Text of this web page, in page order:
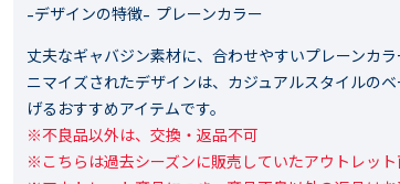
-デザインの特徴- プレーンカラー
丈夫なギャバジン素材に、合わせやすいプレーンカ
ニマイズされたデザインは、カジュアルスタイルの
げるおすすめアイテムです。
※不良品以外は、交換・返品不可
※こちらは過去シーズンに販売していたアウトレット